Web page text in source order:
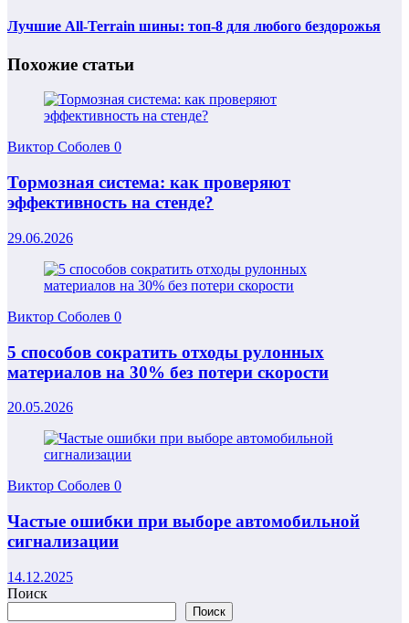
Лучшие All-Terrain шины: топ-8 для любого бездорожья
Похожие статьи
Виктор Соболев 0
Тормозная система: как проверяют
эффективность на стенде?
29.06.2026
Виктор Соболев 0
5 способов сократить отходы рулонных
материалов на 30% без потери скорости
20.05.2026
Виктор Соболев 0
Частые ошибки при выборе автомобильной
сигнализации
14.12.2025
Поиск
Поиск